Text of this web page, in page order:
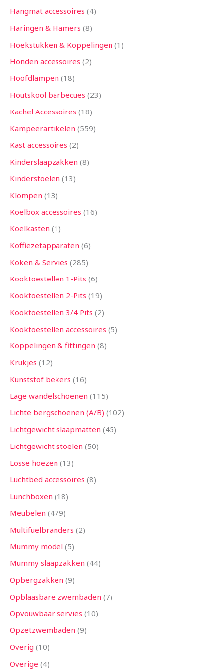
Hangmat accessoires 4
Haringen & Hamers 8
Hoekstukken & Koppelingen 1
Honden accessoires 2
Hoofdlampen 18
Houtskool barbecues 23
Kachel Accessoires 18
Kampeerartikelen 559
Kast accessoires 2
Kinderslaapzakken 8
Kinderstoelen 13
Klompen 13
Koelbox accessoires 16
Koelkasten 1
Koffiezetapparaten 6
Koken & Servies 285
Kooktoestellen 1-Pits 6
Kooktoestellen 2-Pits 19
Kooktoestellen 3/4 Pits 2
Kooktoestellen accessoires 5
Koppelingen & fittingen 8
Krukjes 12
Kunststof bekers 16
Lage wandelschoenen 115
Lichte bergschoenen (A/B) 102
Lichtgewicht slaapmatten 45
Lichtgewicht stoelen 50
Losse hoezen 13
Luchtbed accessoires 8
Lunchboxen 18
Meubelen 479
Multifuelbranders 2
Mummy model 5
Mummy slaapzakken 44
Opbergzakken 9
Opblaasbare zwembaden 7
Opvouwbaar servies 10
Opzetzwembaden 9
Overig 10
Overige 4